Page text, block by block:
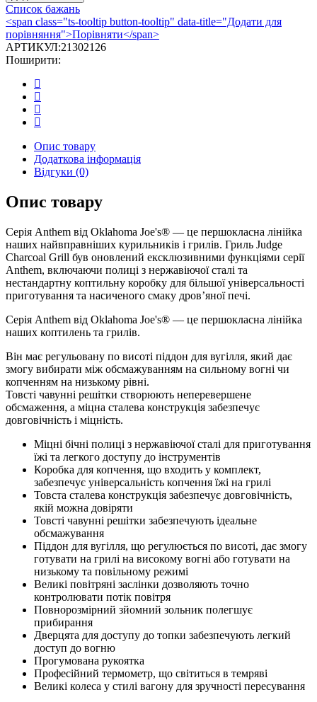
Oklahoma
Joe’s
Judge
Anthem
кількість
Список бажань
<span class="ts-tooltip button-tooltip" data-title="Додати для
порівняння">Порівняти</span>
АРТИКУЛ:21302126
Поширити:
Опис товару
Додаткова інформація
Відгуки (0)
Опис товару
Серія Anthem від Oklahoma Joe's® — це першокласна лінійка
наших найвправніших курильників і грилів. Гриль Judge
Charcoal Grill був оновлений ексклюзивними функціями серії
Anthem, включаючи полиці з нержавіючої сталі та
нестандартну коптильну коробку для більшої універсальності
приготування та насиченого смаку дров’яної печі.
Серія Anthem від Oklahoma Joe's® — це першокласна лінійка
наших коптилень та грилів.
Він має регульовану по висоті піддон для вугілля, який дає
змогу вибирати між обсмажуванням на сильному вогні чи
копченням на низькому рівні.
Товсті чавунні решітки створюють неперевершене
обсмаження, а міцна сталева конструкція забезпечує
довговічність і міцність.
Міцні бічні полиці з нержавіючої сталі для приготування
їжі та легкого доступу до інструментів
Коробка для копчення, що входить у комплект,
забезпечує універсальність копчення їжі на грилі
Товста сталева конструкція забезпечує довговічність,
якій можна довіряти
Товсті чавунні решітки забезпечують ідеальне
обсмажування
Піддон для вугілля, що регулюється по висоті, дає змогу
готувати на грилі на високому вогні або готувати на
низькому та повільному режимі
Великі повітряні заслінки дозволяють точно
контролювати потік повітря
Повнорозмірний зйомний зольник полегшує
прибирання
Дверцята для доступу до топки забезпечують легкий
доступ до вогню
Прогумована рукоятка
Професійний термометр, що світиться в темряві
Великі колеса у стилі вагону для зручності пересування